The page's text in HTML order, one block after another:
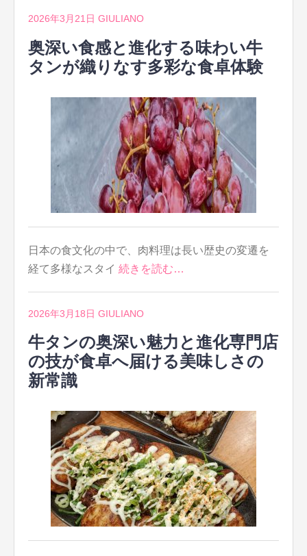
2026年3月21日 GIULIANO
奥深い食感と進化する味わい牛
タンが織りなす多彩な食卓体験
日本の食文化の中で、肉料理は長い歴史の変遷を
経て多様なスタイ 続きを読む…
2026年3月18日 GIULIANO
牛タンの奥深い魅力と進化専門店
の技が食卓へ届ける美味しさの
新常識